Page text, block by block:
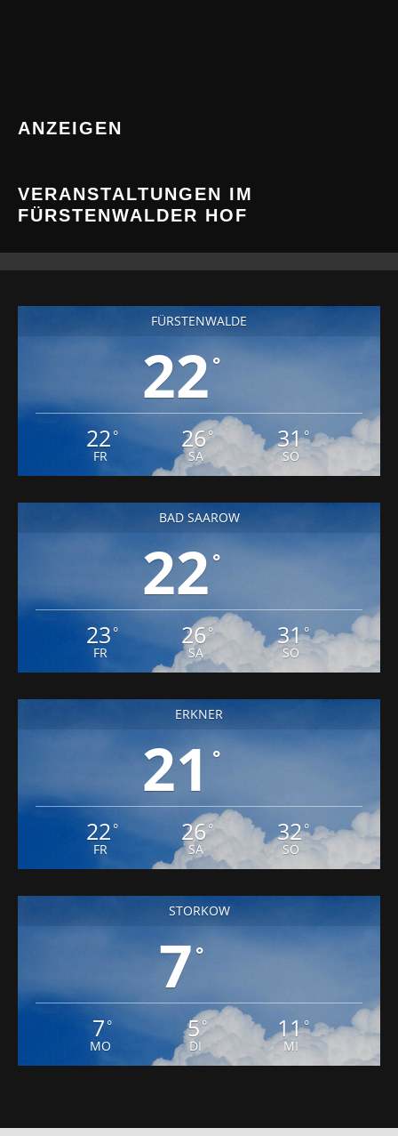
ANZEIGEN
VERANSTALTUNGEN IM
FÜRSTENWALDER HOF
FÜRSTENWALDE
22 °
22 °
FR
26°
SA
31°
SO
BAD SAAROW
22 °
23 °
FR
26°
SA
31°
SO
ERKNER
21 °
22 °
FR
26°
SA
32°
SO
STORKOW
7°
7 °
MO
5°
DI
11°
MI